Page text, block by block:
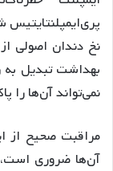
پری‌ایمپلنتایتیس
نخ دندان اصولی
بهداشت تبدیل
نمی‌تواند آن‌ها را
مراقبت صحیح از
آن‌ها ضروری است،